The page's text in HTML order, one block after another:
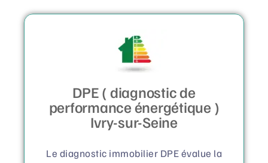
DPE ( diagnostic de
performance énergétique )
Ivry-sur-Seine
Le diagnostic immobilier DPE évalue la